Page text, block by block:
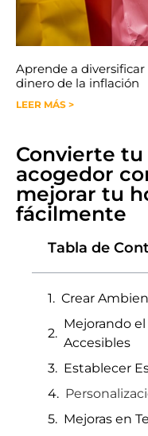
Aprende a
dinero de la inflación
LEER MÁS >
Convierte
acogedor
mejorar tu
fácilmente
Tabla de
Crear
Mejorando
Accesibles
Establecer
Mejoras en